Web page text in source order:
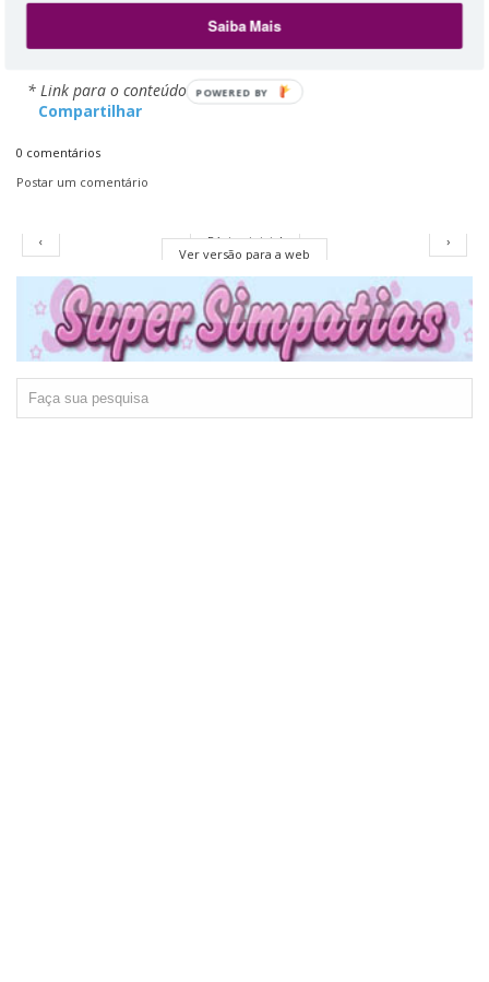
Video length:
People & Blogs
35 comments
* Link para o conteúdo original
Compartilhar
0 comentários
Postar um comentário
‹ ›
Página inicial
Ver versão para a web
Saiba Mais
POWERED BY